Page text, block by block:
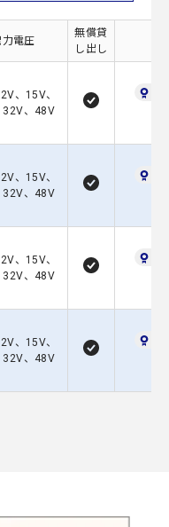
力電圧
無償貸
し出し
、15V、
32V、48V
、15V、
32V、48V
、15V、
32V、48V
、15V、
32V、48V